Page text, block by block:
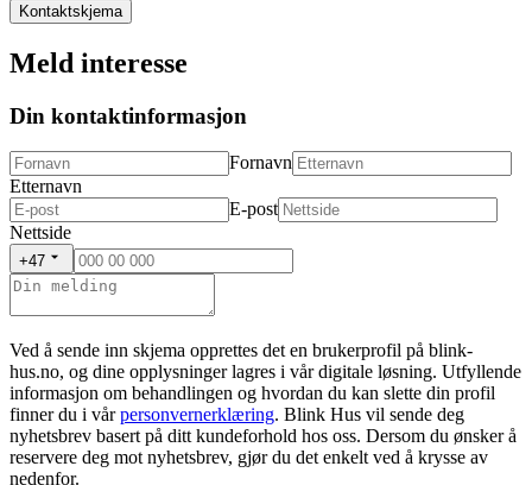
Kontaktskjema
Meld interesse
Din kontaktinformasjon
Fornavn
Etternavn
E-post
Nettside
+47
Ved å sende inn skjema opprettes det en brukerprofil på blink-
hus.no, og dine opplysninger lagres i vår digitale løsning. Utfyllende
informasjon om behandlingen og hvordan du kan slette din profil
finner du i vår personvernerklæring. Blink Hus vil sende deg
nyhetsbrev basert på ditt kundeforhold hos oss. Dersom du ønsker å
reservere deg mot nyhetsbrev, gjør du det enkelt ved å krysse av
nedenfor.